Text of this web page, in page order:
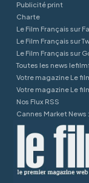
Publicité print
Charte
Le Film Français sur
Le Film Français sur
Le Film Français sur
Toutes les news
Votre magazine Le
Votre magazine Le
Nos Flux RSS
Cannes Market